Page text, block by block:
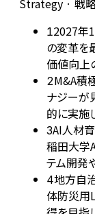
Strategy · 戦
12027年
の変革を
価値向上
2M&A積
ナジーが
的に実施
3AI人材
稲田大学
テム開発
4地方自
体防災用